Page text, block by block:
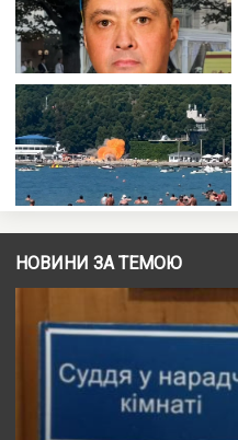
НОВИНИ ЗА ТЕМОЮ